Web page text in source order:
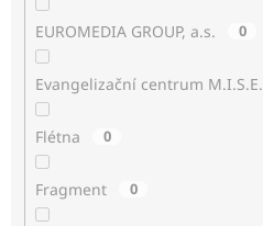
EUROMEDIA GROUP, a.s. 0
Evangelizační centrum M.I.S.E.
Flétna 0
Fragment 0